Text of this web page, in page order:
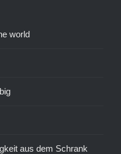
world
aus dem Schrank